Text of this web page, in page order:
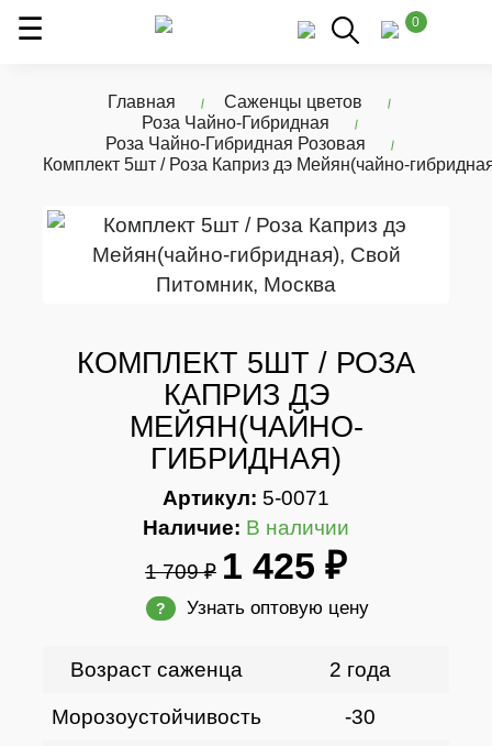
0
Главная
Саженцы цветов
Роза Чайно-Гибридная
Роза Чайно-Гибридная Розовая
Комплект 5шт / Роза Каприз дэ Мейян(чайно-
КОМПЛЕКТ 5ШТ / РОЗА
КАПРИЗ ДЭ
МЕЙЯН(ЧАЙНО-
ГИБРИДНАЯ)
Артикул: 5-0071
Наличие: В наличии
1 709 ₽ 1 425 ₽
? Узнать оптовую цену
Возраст саженца 2 года
Морозоустойчивость -30